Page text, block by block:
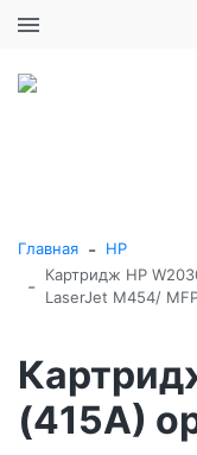
Главная - HP
-
Картридж HP
LaserJet M454/
(415A)